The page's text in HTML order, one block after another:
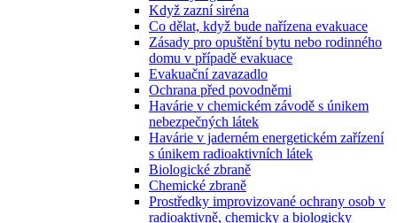
Když zazní siréna
Co dělat, když bude nařízena evakuace
Zásady pro opuštění bytu nebo rodinného
domu v případě evakuace
Evakuační zavazadlo
Ochrana před povodněmi
Havárie v chemickém závodě s únikem
nebezpečných látek
Havárie v jaderném energetickém zařízení
s únikem radioaktivních látek
Biologické zbraně
Chemické zbraně
Prostředky improvizované ochrany osob v
radioaktivně, chemicky a biologicky